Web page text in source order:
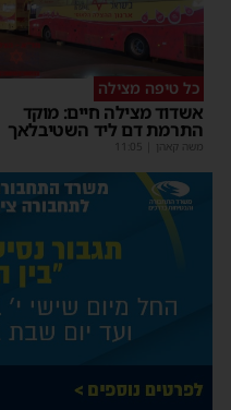
כל טיפה מצילה
אשדוד מצילה חיים: מוקד
התרמת דם ליד השטיבלאך
משה קאהן |
11:05